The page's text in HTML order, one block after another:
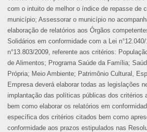
com o intuito de melhor o índice de repasse de
município; Assessorar o município no
elaboração de relatórios aos Órgãos
Solidários em conformidade com a Lei
n°13.803/2009, referente aos critérios:
de Alimentos; Programa Saúde da Família;
Própria; Meio Ambiente; Patrimônio Cultural,
Empresa deverá elaborar todas as legislações
implantação das políticas públicas dos critérios
bem como elaborar os relatórios em
específica dos critérios citados bem como
conformidade aos prazos estipulados nas